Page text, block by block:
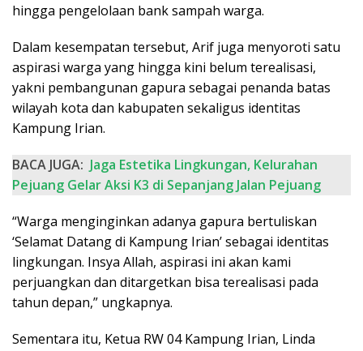
hingga pengelolaan bank sampah warga.
Dalam kesempatan tersebut, Arif juga menyoroti satu
aspirasi warga yang hingga kini belum terealisasi,
yakni pembangunan gapura sebagai penanda batas
wilayah kota dan kabupaten sekaligus identitas
Kampung Irian.
BACA JUGA: Jaga Estetika Lingkungan, Kelurahan
Pejuang Gelar Aksi K3 di Sepanjang Jalan Pejuang
“Warga menginginkan adanya gapura bertuliskan
‘Selamat Datang di Kampung Irian’ sebagai identitas
lingkungan. Insya Allah, aspirasi ini akan kami
perjuangkan dan ditargetkan bisa terealisasi pada
tahun depan,” ungkapnya.
Sementara itu, Ketua RW 04 Kampung Irian, Linda